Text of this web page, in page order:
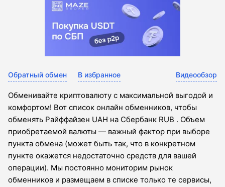
Обратный обмен В избранное Видеообзор
Обменивайте криптовалюту с максимальной выгодой и
комфортом! Вот список онлайн обменников, чтобы
обменять Райффайзен UAH на Сбербанк RUB . Объем
приобретаемой валюты — важный фактор при выборе
пункта обмена (может быть так, что в конкретном
пункте окажется недостаточно средств для вашей
операции). Мы постоянно мониторим рынок
обменников и размещаем в списке только те сервисы,